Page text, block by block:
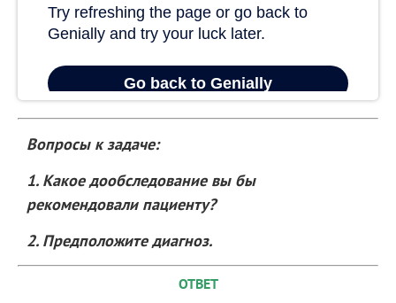
Вопросы к задаче:
1. Какое дообследование вы бы
рекомендовали пациенту?
2. Предположите диагноз.
ОТВЕТ